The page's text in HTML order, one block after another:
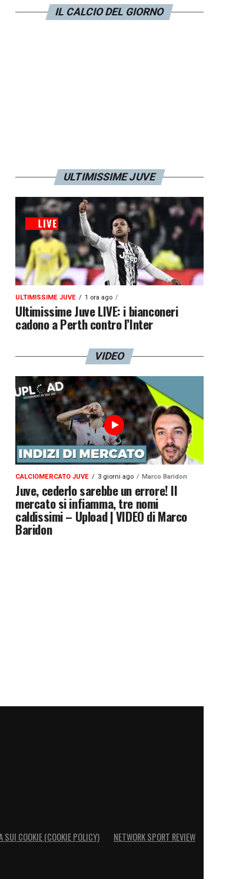
IL CALCIO DEL GIORNO
ULTIMISSIME JUVE
ULTIMISSIME JUVE 1 ora ago
Ultimissime Juve LIVE: i bianconeri
cadono a Perth contro l’Inter
VIDEO
CALCIOMERCATO JUVE 3 giorni ago Marco Baridon
Juve, cederlo sarebbe un errore! Il
mercato si infiamma, tre nomi
caldissimi – Upload | VIDEO di Marco
Baridon
SUI COOKIE (COOKIE POLICY) NETWORK SPORT REVIEW